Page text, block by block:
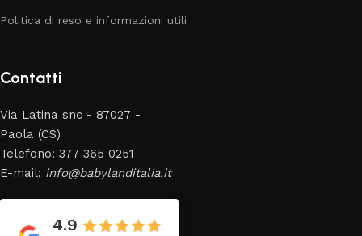
Politica di reso e informazioni utili
Contatti
Via Latina snc - 87027 -
Paola (CS)
Telefono: 377 365 0251
E-mail: info@babylanditalia.it
4.9